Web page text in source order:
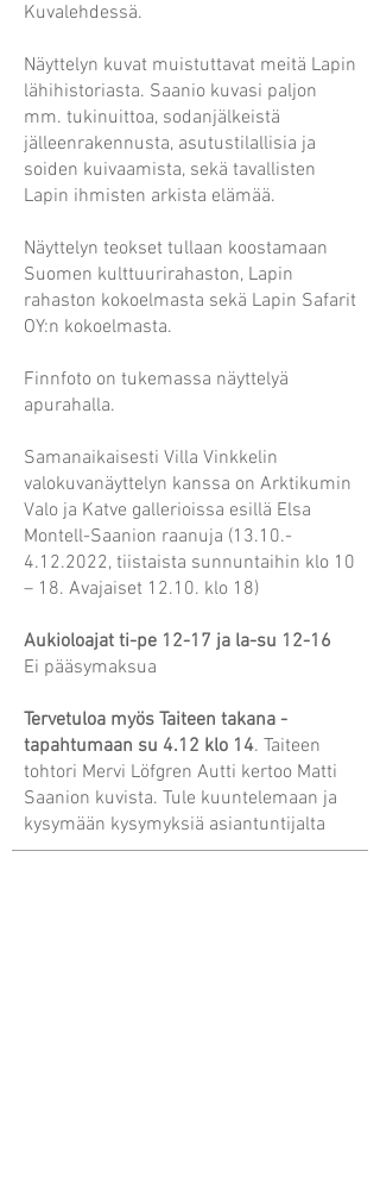
Kuvalehdessä.
Näyttelyn kuvat muistuttavat meitä Lapin
lähihistoriasta. Saanio kuvasi paljon
mm. tukinuittoa, sodanjälkeistä
jälleenrakennusta, asutustilallisia ja
soiden kuivaamista, sekä tavallisten
Lapin ihmisten arkista elämää.
Näyttelyn teokset tullaan koostamaan
Suomen kulttuurirahaston, Lapin
rahaston kokoelmasta sekä Lapin Safarit
OY:n kokoelmasta.
Finnfoto on tukemassa näyttelyä
apurahalla.
Samanaikaisesti Villa Vinkkelin
valokuvanäyttelyn kanssa on Arktikumin
Valo ja Katve gallerioissa esillä Elsa
Montell-Saanion raanuja (13.10.-
4.12.2022, tiistaista sunnuntaihin klo 10
– 18. Avajaiset 12.10. klo 18)
Aukioloajat ti-pe 12-17 ja la-su 12-16
Ei pääsymaksua
Tervetuloa myös Taiteen takana -
tapahtumaan su 4.12 klo 14. Taiteen
tohtori Mervi Löfgren Autti kertoo Matti
Saanion kuvista. Tule kuuntelemaan ja
kysymään kysymyksiä asiantuntijalta